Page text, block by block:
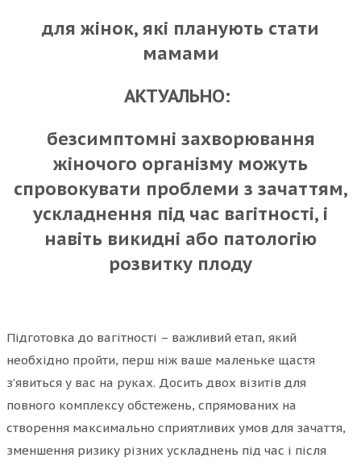
для жінок, які планують стати
мамами
АКТУАЛЬНО:
безсимптомні захворювання
жіночого організму можуть
спровокувати проблеми з зачаттям,
ускладнення під час вагітності, і
навіть викидні або патологію
розвитку плоду
Підготовка до вагітності – важливий етап, який
необхідно пройти, перш ніж ваше маленьке щастя
з’явиться у вас на руках. Досить двох візитів для
повного комплексу обстежень, спрямованих на
створення максимально сприятливих умов для зачаття,
зменшення ризику різних ускладнень під час і після